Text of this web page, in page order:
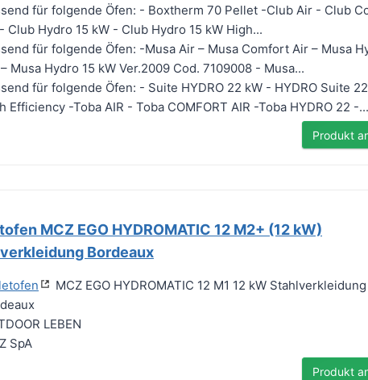
für folgende Öfen: - Boxtherm 70 Pellet -Club Air - Club
Club Hydro 15 kW - Club Hydro 15 kW High...
für folgende Öfen: -Musa Air – Musa Comfort Air – Musa
Musa Hydro 15 kW Ver.2009 Cod. 7109008 - Musa...
für folgende Öfen: - Suite HYDRO 22 kW - HYDRO Suite
Efficiency -Toba AIR - Toba COMFORT AIR -Toba HYDRO 22 -...
Produkt
MCZ EGO HYDROMATIC 12 M2+ (12 kW)
Bordeaux
MCZ EGO HYDROMATIC 12 M1 12 kW Stahlverkleidung
LEBEN
SpA
Produkt